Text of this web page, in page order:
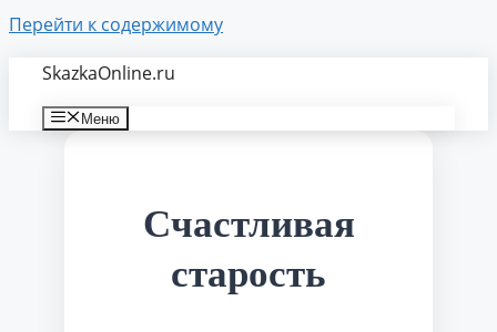
Перейти к содержимому
SkazkaOnline.ru
Меню
Счастливая
старость